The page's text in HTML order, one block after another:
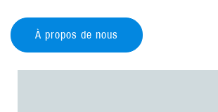
À propos de nous